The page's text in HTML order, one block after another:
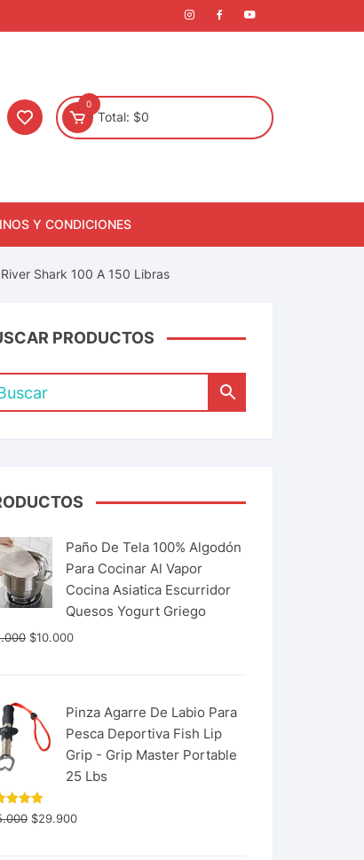
0
Total: $0
Y CONDICIONES
Shark 100 A 150 Libras
PRODUCTOS
Paño De Tela 100% Algodón
Para Cocinar Al Vapor
Cocina Asiatica Escurridor
Quesos Yogurt Griego
$10.000
Pinza Agarre De Labio Para
Pesca Deportiva Fish Lip
Grip - Grip Master Portable
25 Lbs
5.00
$29.900